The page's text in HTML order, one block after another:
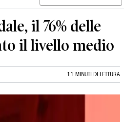
il 76% delle
il livello medio
11 MINUTI DI LETTURA